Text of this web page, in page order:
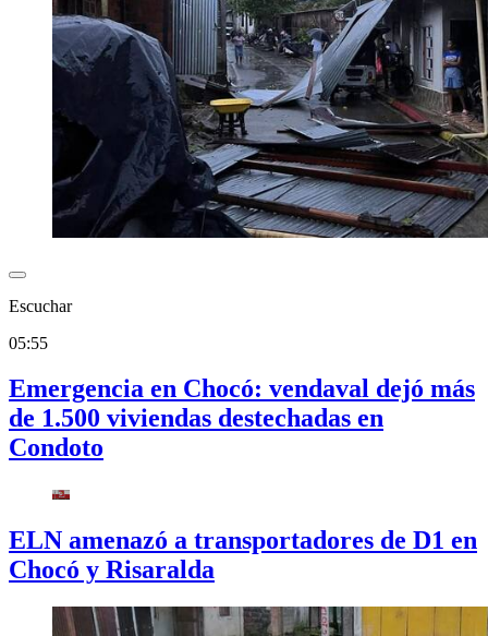
Escuchar
05:55
Emergencia en Chocó: vendaval dejó más
de 1.500 viviendas destechadas en
Condoto
ELN amenazó a transportadores de D1 en
Chocó y Risaralda